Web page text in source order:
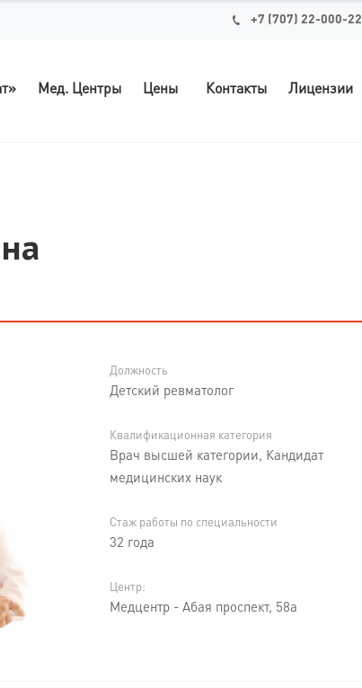
+7 (707) 22-000-22
Мед. Центры Цены Контакты Лицензии
Должность
Детский ревматолог
Квалификационная категория
Врач высшей категории, Кандидат
медицинских наук
Стаж работы по специальности
32 года
Центр:
Медцентр - Абая проспект, 58а